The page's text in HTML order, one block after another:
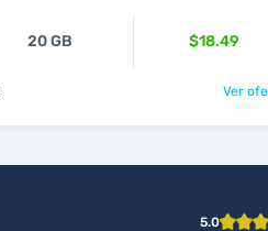
20 GB $18.49
Ver
5.0